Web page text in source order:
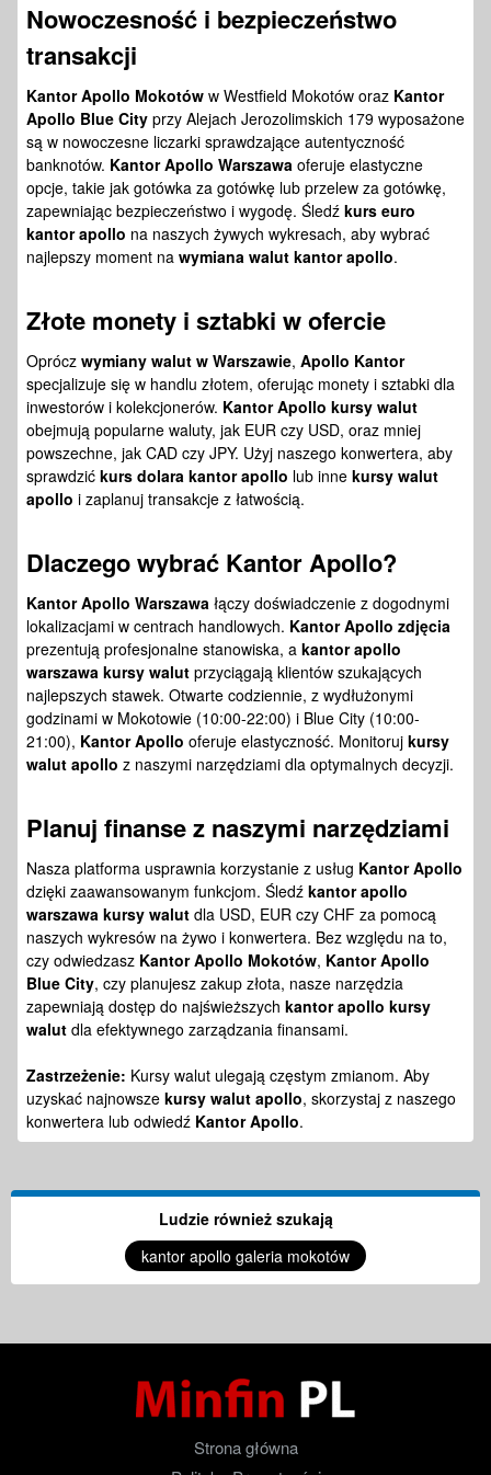
Nowoczesność i bezpieczeństwo
transakcji
Kantor Apollo Mokotów w Westfield Mokotów oraz Kantor
Apollo Blue City przy Alejach Jerozolimskich 179 wyposażone
są w nowoczesne liczarki sprawdzające autentyczność
banknotów. Kantor Apollo Warszawa oferuje elastyczne
opcje, takie jak gotówka za gotówkę lub przelew za gotówkę,
zapewniając bezpieczeństwo i wygodę. Śledź kurs euro
kantor apollo na naszych żywych wykresach, aby wybrać
najlepszy moment na wymiana walut kantor apollo.
Złote monety i sztabki w ofercie
Oprócz wymiany walut w Warszawie, Apollo Kantor
specjalizuje się w handlu złotem, oferując monety i sztabki dla
inwestorów i kolekcjonerów. Kantor Apollo kursy walut
obejmują popularne waluty, jak EUR czy USD, oraz mniej
powszechne, jak CAD czy JPY. Użyj naszego konwertera, aby
sprawdzić kurs dolara kantor apollo lub inne kursy walut
apollo i zaplanuj transakcje z łatwością.
Dlaczego wybrać Kantor Apollo?
Kantor Apollo Warszawa łączy doświadczenie z dogodnymi
lokalizacjami w centrach handlowych. Kantor Apollo zdjęcia
prezentują profesjonalne stanowiska, a kantor apollo
warszawa kursy walut przyciągają klientów szukających
najlepszych stawek. Otwarte codziennie, z wydłużonymi
godzinami w Mokotowie (10:00-22:00) i Blue City (10:00-
21:00), Kantor Apollo oferuje elastyczność. Monitoruj kursy
walut apollo z naszymi narzędziami dla optymalnych decyzji.
Planuj finanse z naszymi narzędziami
Nasza platforma usprawnia korzystanie z usług Kantor Apollo
dzięki zaawansowanym funkcjom. Śledź kantor apollo
warszawa kursy walut dla USD, EUR czy CHF za pomocą
naszych wykresów na żywo i konwertera. Bez względu na to,
czy odwiedzasz Kantor Apollo Mokotów, Kantor Apollo
Blue City, czy planujesz zakup złota, nasze narzędzia
zapewniają dostęp do najświeższych kantor apollo kursy
walut dla efektywnego zarządzania finansami.
Zastrzeżenie: Kursy walut ulegają częstym zmianom. Aby
uzyskać najnowsze kursy walut apollo, skorzystaj z naszego
konwertera lub odwiedź Kantor Apollo.
Ludzie również szukają
kantor apollo galeria mokotów
Strona główna